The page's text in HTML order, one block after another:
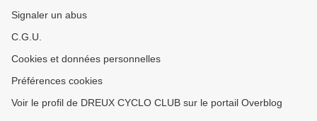
Signaler un abus
C.G.U.
Cookies et données personnelles
Préférences cookies
Voir le profil de DREUX CYCLO CLUB sur le portail Overblog